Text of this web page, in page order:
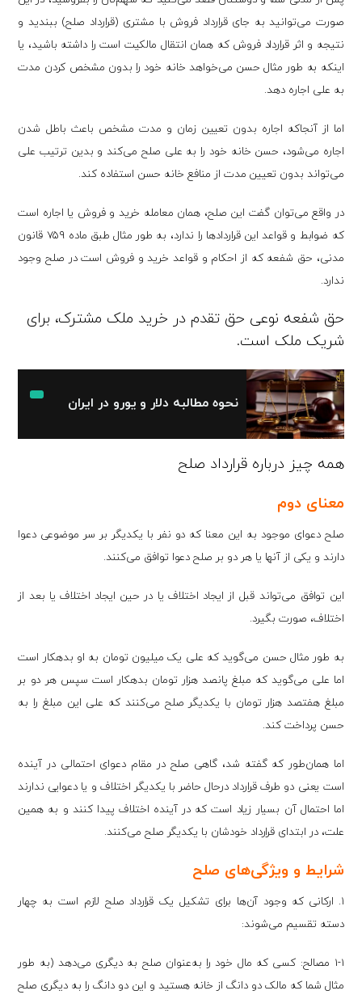
‌صورت می‌توانید به جای قرارداد فروش با مشتری (قرارداد صلح) ببندید و
نتیجه و اثر قرارداد فروش که همان انتقال مالکیت است را داشته باشید، یا
اینکه به طور مثال حسن می‌خواهد خانه خود را بدون مشخص کردن مدت
به علی اجاره دهد.
اما از آنجاکه اجاره بدون تعیین زمان و مدت مشخص باعث باطل شدن
اجاره می‌شود، حسن خانه خود را به علی صلح می‌کند و بدین ترتیب علی
می‌تواند بدون تعیین مدت از منافع خانه حسن استفاده کند.
در واقع می‌توان گفت این صلح، همان معامله خرید و فروش یا اجاره است
که ضوابط و قواعد این قراردادها را ندارد، به طور مثال طبق ماده ۷۵۹ قانون
مدنی، حق شفعه که از احکام و قواعد خرید و فروش است در صلح وجود
ندارد.
حق شفعه نوعی حق تقدم در خرید ملک مشترک، برای
شریک ملک است.
نحوه مطالبه دلار و یورو در ایران
همه چیز درباره قرارداد صلح
معنای دوم
صلح دعوای موجود به این معنا که دو نفر با یکدیگر بر سر موضوعی دعوا
دارند و یکی از آنها یا هر دو بر صلح دعوا توافق می‌کنند.
این توافق می‌تواند قبل از ایجاد اختلاف یا در حین ایجاد اختلاف یا بعد از
اختلاف، صورت بگیرد.
به طور مثال حسن می‌گوید که علی یک میلیون تومان به او بدهکار است
اما علی می‌گوید که مبلغ پانصد هزار تومان بدهکار است سپس هر دو بر
مبلغ هفتصد هزار تومان با یکدیگر صلح می‌کنند که علی این مبلغ را به
حسن پرداخت کند.
اما همان‌طور که گفته شد، گاهی صلح در مقام دعوای احتمالی در آینده
است یعنی دو طرف قرارداد درحال حاضر با یکدیگر اختلاف و یا دعوایی ندارند
اما احتمال آن بسیار زیاد است که در آینده اختلاف پیدا کنند و به همین
علت، در ابتدای قرارداد خودشان با یکدیگر صلح می‌کنند.
شرایط و ویژگی‌های صلح
۱. ارکانی که وجود آن‌ها برای تشکیل یک قرارداد صلح لازم است به چهار
دسته تقسیم می‌شوند:
1-1 مصالح: کسی که مال خود را به‌عنوان صلح به دیگری می‌دهد (به طور
مثال شما که مالک دو دانگ از خانه هستید و این دو دانگ را به دیگری صلح